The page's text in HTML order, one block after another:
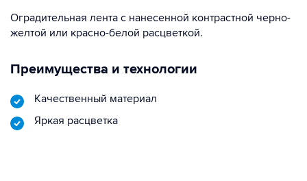
Оградительная лента с нанесенной контрастной черно-
желтой или красно-белой расцветкой.
Преимущества и технологии
Качественный материал
Яркая расцветка